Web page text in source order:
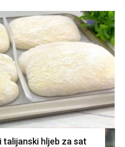
talijanski hljeb za sat